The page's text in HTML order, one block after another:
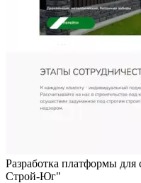
Разработка платформы
Строй-Юг"